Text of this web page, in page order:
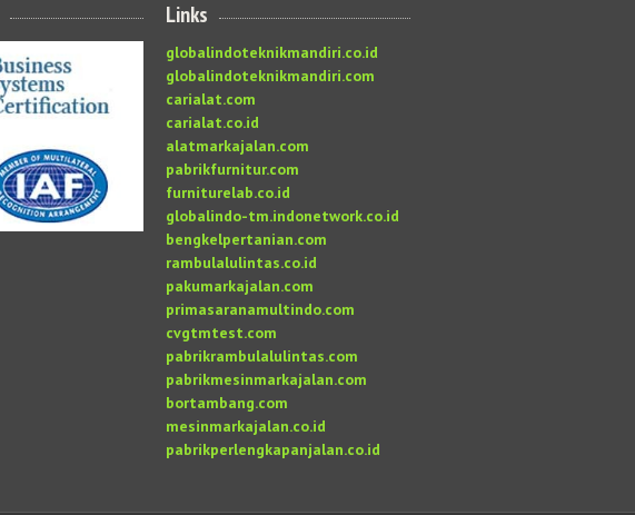
Links
globalindoteknikmandiri.co.id
globalindoteknikmandiri.com
carialat.com
carialat.co.id
alatmarkajalan.com
pabrikfurnitur.com
furniturelab.co.id
globalindo-tm.indonetwork.co.id
bengkelpertanian.com
rambulalulintas.co.id
pakumarkajalan.com
primasaranamultindo.com
cvgtmtest.com
pabrikrambulalulintas.com
pabrikmesinmarkajalan.com
bortambang.com
mesinmarkajalan.co.id
pabrikperlengkapanjalan.co.id